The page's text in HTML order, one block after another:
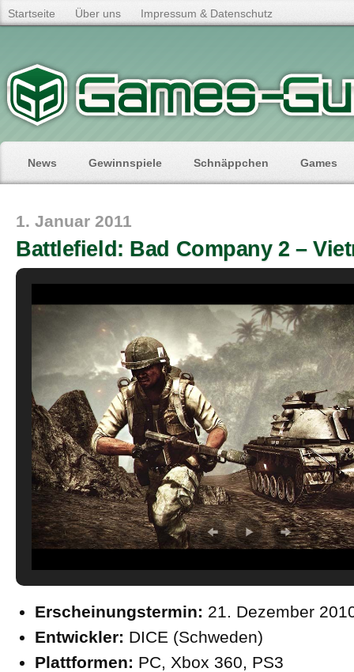
Startseite Über uns Impressum & Datenschutz
News Gewinnspiele Schnäppchen Games
1. Januar 2011
Battlefield: Bad Company 2 –
Erscheinungstermin: 21. Dezember
Entwickler: DICE (Schweden)
Plattformen: PC, Xbox 360, PS3